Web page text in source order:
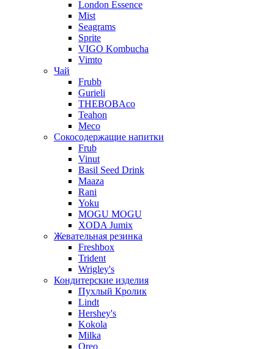
London Essence
Mist
Seagrams
Sprite
VIGO Kombucha
Vimto
Чай
Frubb
Gurieli
THEBOBAco
Teahon
Meco
Сокосодержащие напитки
Frub
Vinut
Basil Seed Drink
Maaza
Rani
Yoku
MOGU MOGU
XODA Jumix
Жевательная резинка
Freshbox
Trident
Wrigley's
Кондитерские изделия
Пухлый Кролик
Lindt
Hershey's
Kokola
Milka
Oreo